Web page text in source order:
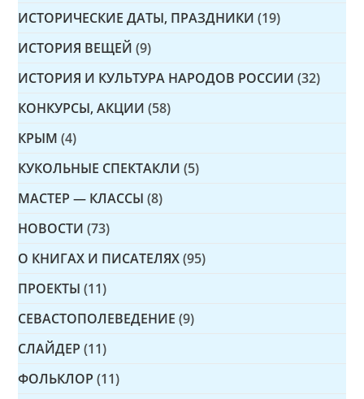
ИСТОРИЧЕСКИЕ ДАТЫ, ПРАЗДНИКИ (19)
ИСТОРИЯ ВЕЩЕЙ (9)
ИСТОРИЯ И КУЛЬТУРА НАРОДОВ РОССИИ (32)
КОНКУРСЫ, АКЦИИ (58)
КРЫМ (4)
КУКОЛЬНЫЕ СПЕКТАКЛИ (5)
МАСТЕР — КЛАССЫ (8)
НОВОСТИ (73)
О КНИГАХ И ПИСАТЕЛЯХ (95)
ПРОЕКТЫ (11)
СЕВАСТОПОЛЕВЕДЕНИЕ (9)
СЛАЙДЕР (11)
ФОЛЬКЛОР (11)